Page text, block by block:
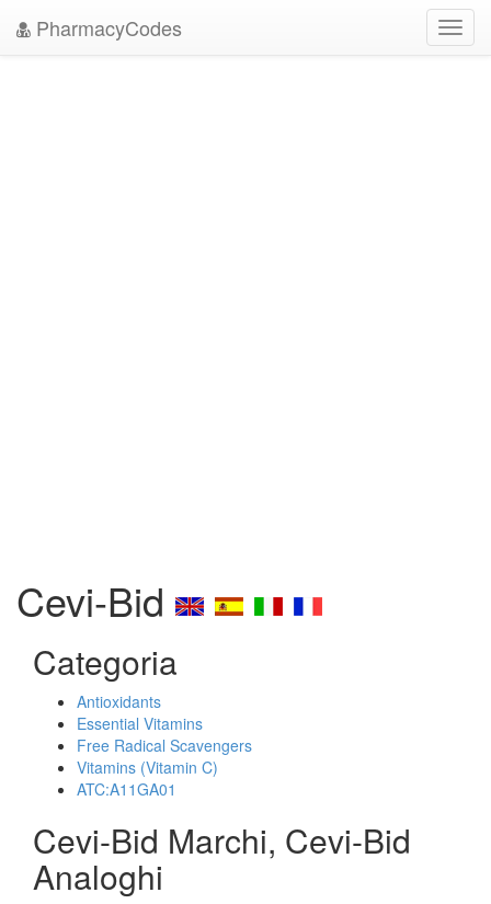
PharmacyCodes
Cevi-Bid
Categoria
Antioxidants
Essential Vitamins
Free Radical Scavengers
Vitamins (Vitamin C)
ATC:A11GA01
Cevi-Bid Marchi, Cevi-Bid
Analoghi